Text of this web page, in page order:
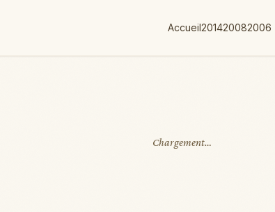
Accueil201420082006
Chargement…